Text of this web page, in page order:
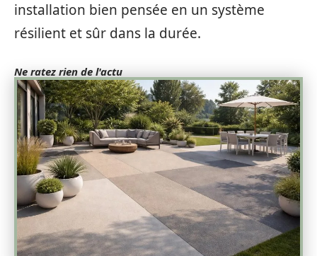
installation bien pensée en un système
résilient et sûr dans la durée.
Ne ratez rien de l'actu